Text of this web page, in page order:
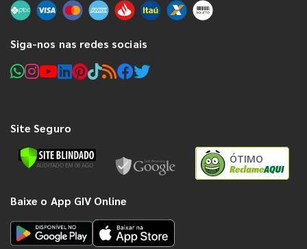
Siga-nos nas redes sociais
Site Seguro
ÓTIMO
Baixe o App GIV Online